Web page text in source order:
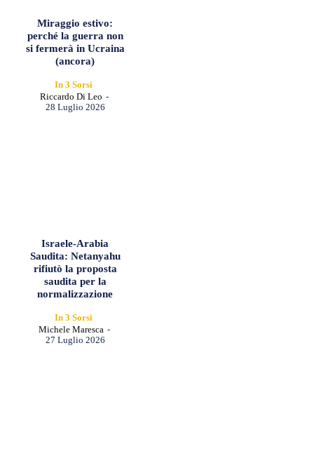
Miraggio estivo:
perché la guerra non
si fermerà in Ucraina
(ancora)
In 3 Sorsi
Riccardo Di Leo -
28 Luglio 2026
Israele-Arabia
Saudita: Netanyahu
rifiutò la proposta
saudita per la
normalizzazione
In 3 Sorsi
Michele Maresca -
27 Luglio 2026